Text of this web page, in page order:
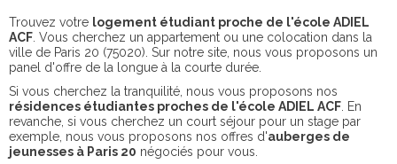
Trouvez votre logement étudiant proche de l'école ADIEL
ACF . Vous cherchez un appartement ou une colocation dans la
ville de Paris 20 (75020). Sur notre site, nous vous proposons un
panel d'offre de la longue à la courte durée.
Si vous cherchez la tranquilité, nous vous proposons nos
résidences étudiantes proches de l'école ADIEL ACF . En
revanche, si vous cherchez un court séjour pour un stage par
exemple, nous vous proposons nos offres d'auberges de
jeunesses à Paris 20 négociés pour vous.